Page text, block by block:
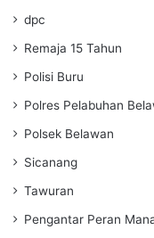
dpc
Remaja 15 Tahun
Polisi Buru
Polres Pelabuhan
Polsek Belawan
Sicanang
Tawuran
Pengantar Peran